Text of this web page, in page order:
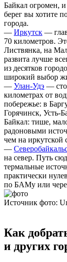
Байкал огромен,
берег вы хотите
города.
— Иркутск —
70 километров.
Листвянка, на
развита лучше
из десятков
широкий выбор
— Улан-Удэ —
километрах от
побережье: в
Горячинск, Усть-
Байкал: тише,
радоновыми
чем на иркутской
—
на север. Путь
термальные
практически
по БАМу или
Источник фото:
Как
и других